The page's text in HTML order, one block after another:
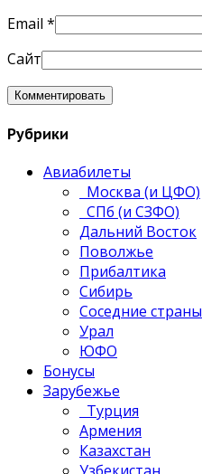
Email *
Сайт
Рубрики
Авиабилеты
Москва (и ЦФО)
СПб (и СЗФО)
Дальний Восток
Поволжье
Прибалтика
Сибирь
Соседние страны
Урал
ЮФО
Бонусы
Зарубежье
Турция
Армения
Казахстан